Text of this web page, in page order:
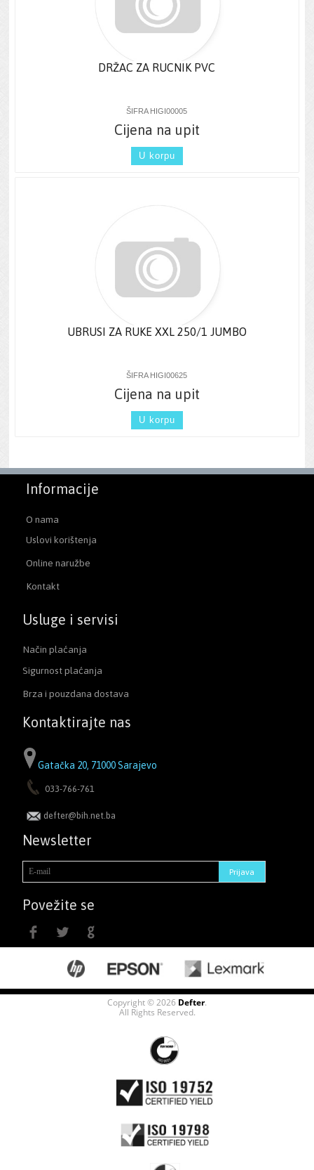
DRŽAC ZA RUCNIK PVC
ŠIFRA HIGI00005
Cijena na upit
U korpu
UBRUSI ZA RUKE XXL 250/1 JUMBO
ŠIFRA HIGI00625
Cijena na upit
U korpu
Informacije
O nama
Uslovi korištenja
Online naružbe
Kontakt
Usluge i servisi
Način plaćanja
Sigurnost plaćanja
Brza i pouzdana dostava
Kontaktirajte nas
Gatačka 20, 71000 Sarajevo
033-766-761
defter@bih.net.ba
Newsletter
Povežite se
Copyright © 2026 Defter.
All Rights Reserved.